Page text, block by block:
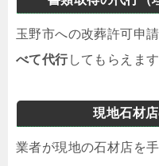
玉野市への改葬許可申請
べて代行してもらえます
現地石材
業者が現地の石材店を